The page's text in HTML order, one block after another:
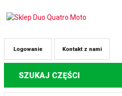
Kontakt z nami
Logowanie
SZUKAJ CZĘŚCI